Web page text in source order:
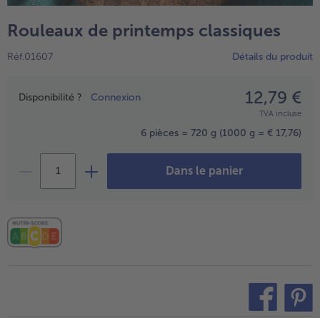
TousUstensiles de cuisine
Tousbofrost*free
Tousbofrost*plus.
Alternatives végétale
Rouleaux de printemps classiques
Réf.01607 Détails du produit
Prix
Disponibilité ? Connexion 12,79 €
TVA incluse
6 pièces = 720 g (1000 g = € 17,76)
Dans le panier